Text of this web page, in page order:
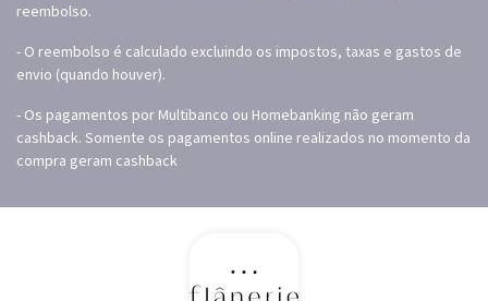
reembolso.
- O reembolso é calculado excluindo os impostos, taxas e gastos de
envio (quando houver).
- Os pagamentos por Multibanco ou Homebanking não geram
cashback. Somente os pagamentos online realizados no momento da
compra geram cashback